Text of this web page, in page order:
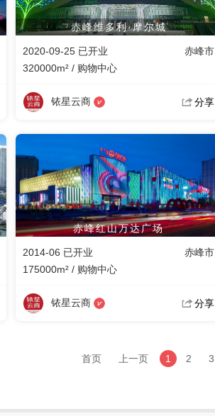
赤峰维多利·摩尔城
2020-09-25 已开业
赤峰市
320000m² / 购物中心
铱星云商 分享
赤峰红山万达广场
2014-06 已开业
赤峰市
175000m² / 购物中心
铱星云商 分享
首页 上一页 1 2 3